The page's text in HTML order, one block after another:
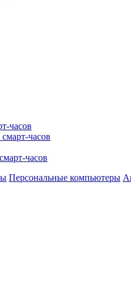
часов
часов
часов
Персональные компьютеры